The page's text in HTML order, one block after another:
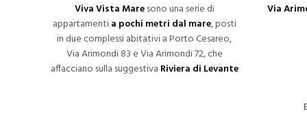
Viva Vista Maresono una serie di
appartamentia pochi metri dal mare, posti
in due complessi abitativi a Porto Cesareo,
Via Arimondi 83 e Via Arimondi 72, che
affacciano sulla suggestiva Riviera di Levante
Via